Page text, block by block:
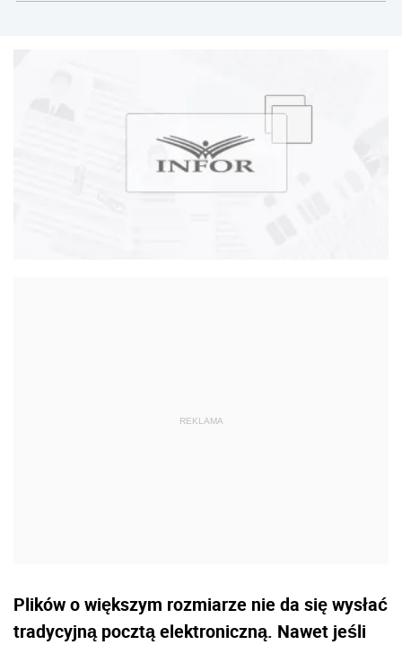
Plików o większym rozmiarze nie da się wysłać
tradycyjną pocztą elektroniczną. Nawet jeśli